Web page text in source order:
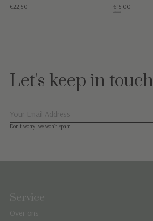
€22,50 €15,00
€39,95
Let's keep in touch
Don’t worry, we won’t spam
Service
Over ons